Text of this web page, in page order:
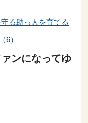
る助っ人を育てる
6）
ンになってゆ